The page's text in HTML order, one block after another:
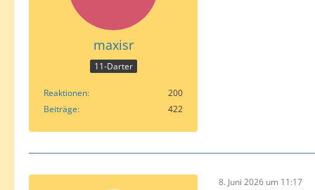
maxisr
11-Darter
Reaktionen
200
Beiträge
422
8. Juni 2026 um 11:17